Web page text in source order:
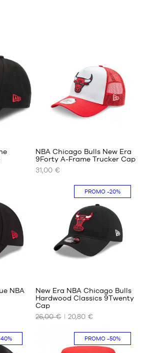
UNSERE
VERFÜGBAREN
Einheitsgröße
NBA Chicago Bulls New Era
9Forty A-Frame Trucker Cap
31,00 €
NBA
PROMO-20%
UNSERE
VERFÜGBAREN
GRÖSSEN
Einheitsgröße
New Era NBA Chicago Bulls
Hardwood Classics 9Twenty
Cap
26,00 €
20,80 €
PROMO-50%